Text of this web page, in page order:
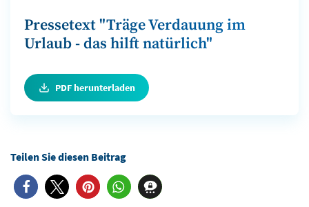
Pressetext "Träge Verdauung im
Urlaub - das hilft natürlich"
PDF herunterladen